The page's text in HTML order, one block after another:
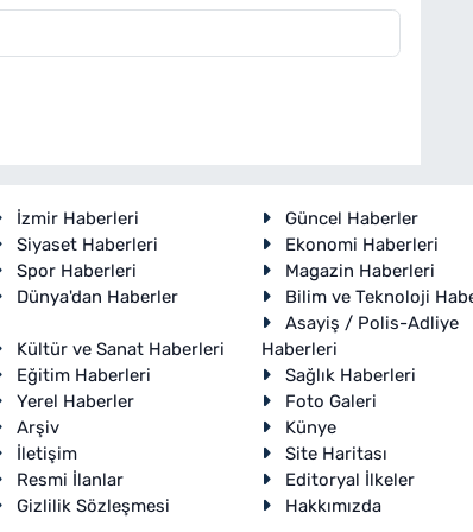
İzmir Haberleri
Güncel Haberler
Siyaset Haberleri
Ekonomi Haberleri
Spor Haberleri
Magazin Haberleri
Dünya'dan Haberler
Bilim ve Teknoloji
Kültür ve Sanat Haberleri
Asayiş / Polis-Adliye
Haberleri
Eğitim Haberleri
Sağlık Haberleri
Yerel Haberler
Foto Galeri
Arşiv
Künye
İletişim
Site Haritası
Resmi İlanlar
Editoryal İlkeler
Gizlilik Sözleşmesi
Hakkımızda